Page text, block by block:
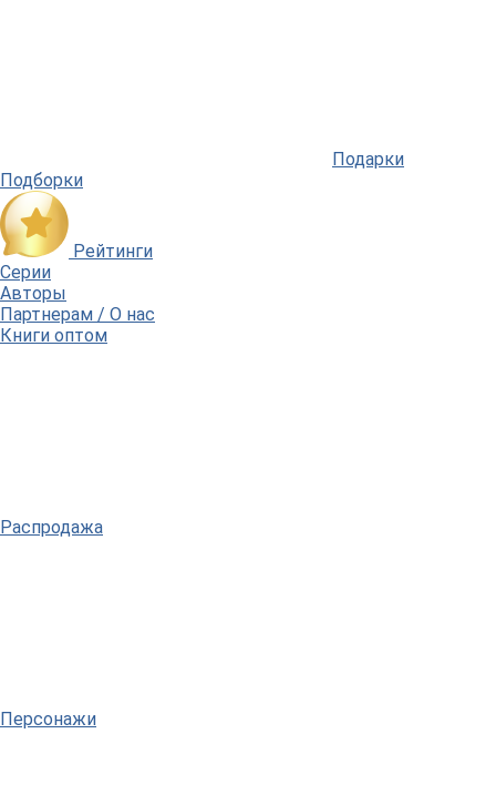
Подарки
Подборки
Рейтинги
Серии
Авторы
Партнерам / О нас
Книги оптом
Распродажа
Персонажи